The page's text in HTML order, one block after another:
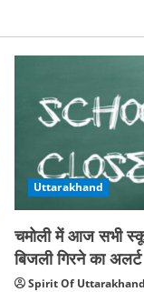
Uttarakhand
चमोली में आज सभी
बिजली गिरने का अलर्ट
Spirit Of Uttarakhand